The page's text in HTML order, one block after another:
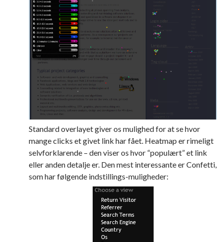
Standard overlayet giver os mulighed for at se hvor
mange clicks et givet link har fået. Heatmap er rimeligt
selvforklarende – den viser os hvor “populært” et link
eller anden detalje er. Den mest interessante er Confetti,
som har følgende indstillings-muligheder: